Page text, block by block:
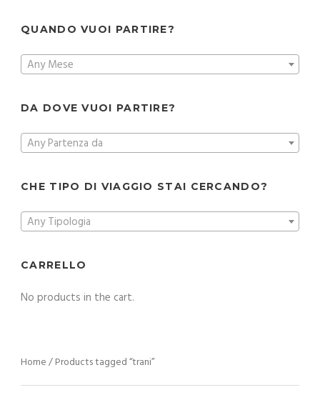
QUANDO VUOI PARTIRE?
Any Mese
DA DOVE VUOI PARTIRE?
Any Partenza da
CHE TIPO DI VIAGGIO STAI CERCANDO?
Any Tipologia
CARRELLO
No products in the cart.
Home/ Products tagged “trani”